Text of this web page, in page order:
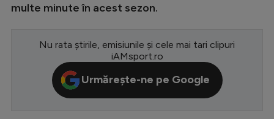
Europa League
CM 2026
Premier League
multe minute în acest sezon.
Nu rata știrile, emisiunile și cele mai tari clipuri
iAMsport.ro
Urmărește-ne pe Google